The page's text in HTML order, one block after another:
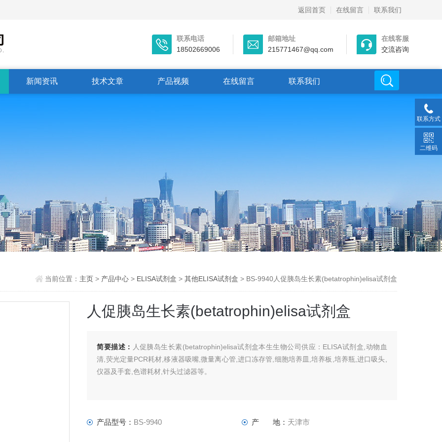
返回首页 在线留言 联系我们
联系电话
18502669006
邮箱地址
215771467@qq.com
在线客服
交流咨询
新闻资讯 技术文章 产品视频 在线留言 联系我们
当前位置： 主页 > 产品中心> ELISA试剂盒 > 其他ELISA试剂盒 > BS-9940人促胰岛生长素(betatrophin)elisa试剂盒
人促胰岛生长素(betatrophin)elisa试剂盒
简要描述： 人促胰岛生长素(betatrophin)elisa试剂盒本生生物公司供应：ELISA试剂盒,动物血
清,荧光定量PCR耗材,移液器吸嘴,微量离心管,进口冻存管,细胞培养皿,培养板,培养瓶,进口吸头,
仪器及手套,色谱耗材,针头过滤器等。
产品型号： BS-9940 产 地： 天津市
联系方式
二维码